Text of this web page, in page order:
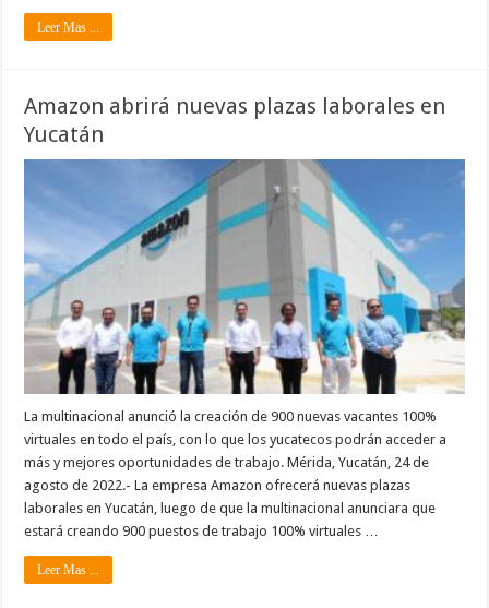
Leer Mas ...
Amazon abrirá nuevas plazas laborales en
Yucatán
La multinacional anunció la creación de 900 nuevas vacantes 100%
virtuales en todo el país, con lo que los yucatecos podrán acceder a
más y mejores oportunidades de trabajo. Mérida, Yucatán, 24 de
agosto de 2022.- La empresa Amazon ofrecerá nuevas plazas
laborales en Yucatán, luego de que la multinacional anunciara que
estará creando 900 puestos de trabajo 100% virtuales …
Leer Mas ...